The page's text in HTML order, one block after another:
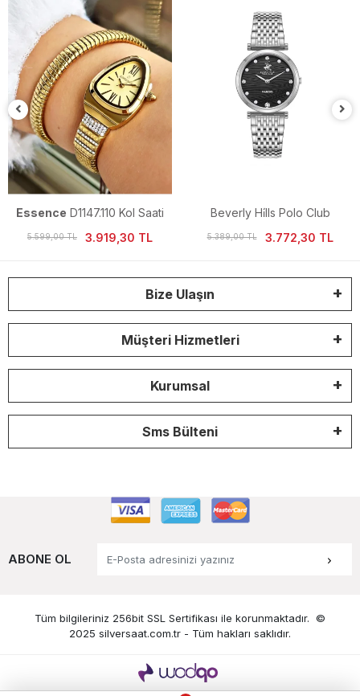
Essence D1147.110 Kol Saati
5.599,00 TL 3.919,30 TL
Beverly Hi̇lls Polo Club
BP3737X.350 Kol Saati
5.389,00 TL 3.772,30 TL
Bize Ulaşın
Müşteri Hizmetleri
Kurumsal
Sms Bülteni
ABONE OL
Tüm bilgileriniz 256bit SSL Sertifikası ile korunmaktadır. ©
2025 silversaat.com.tr - Tüm hakları saklıdır.